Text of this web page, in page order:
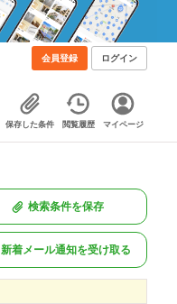
会員登録 ログイン
保存した条件 閲覧履歴 マイページ
検索条件を保存
新着メール通知を受け取る